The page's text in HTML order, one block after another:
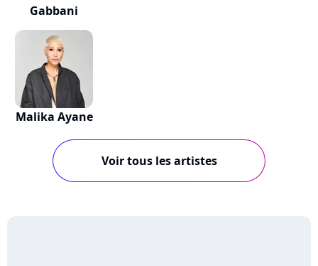
Gabbani
Malika Ayane
Voir tous les artistes